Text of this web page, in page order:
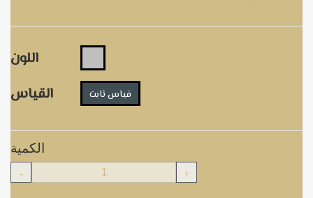
اللون
القياس
قياس ثابت
الكمية
- +